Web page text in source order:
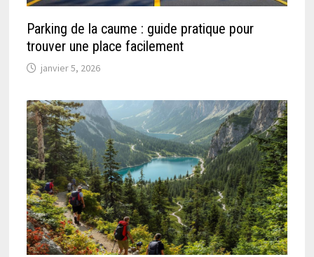
Parking de la caume : guide pratique pour
trouver une place facilement
janvier 5, 2026